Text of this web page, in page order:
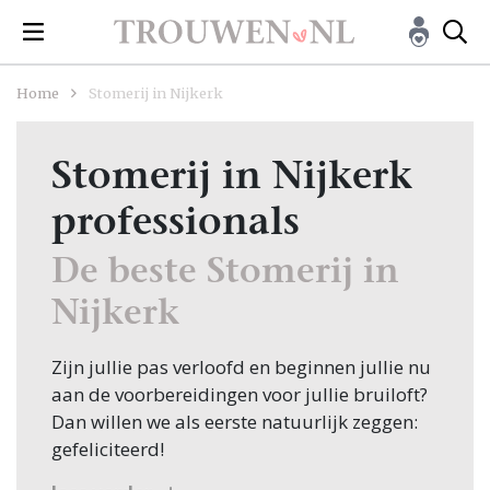
Home Stomerij in Nijkerk
Stomerij in Nijkerk
professionals
De beste Stomerij in
Nijkerk
Zijn jullie pas verloofd en beginnen jullie nu
aan de voorbereidingen voor jullie bruiloft?
Dan willen we als eerste natuurlijk zeggen:
gefeliciteerd!